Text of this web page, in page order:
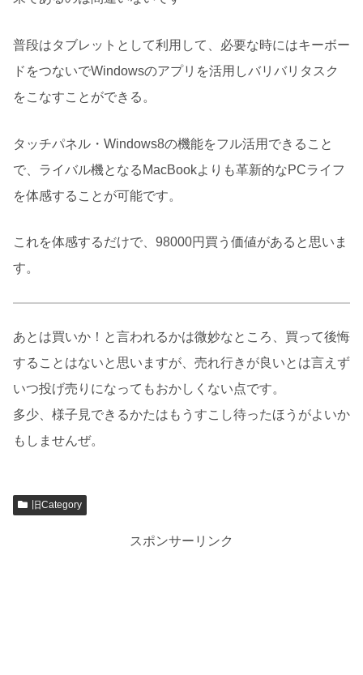
普段はタブレットとして利用して、必要な時にはキーボー
ドをつないでWindowsのアプリを活用しバリバリタスク
をこなすことができる。
タッチパネル・Windows8の機能をフル活用できること
で、ライバル機となるMacBookよりも革新的なPCライフ
を体感することが可能です。
これを体感するだけで、98000円買う価値があると思いま
す。
あとは買いか！と言われるかは微妙なところ、買って後悔
することはないと思いますが、売れ行きが良いとは言えず
いつ投げ売りになってもおかしくない点です。
多少、様子見できるかたはもうすこし待ったほうがよいか
もしませんぜ。
旧Category
スポンサーリンク